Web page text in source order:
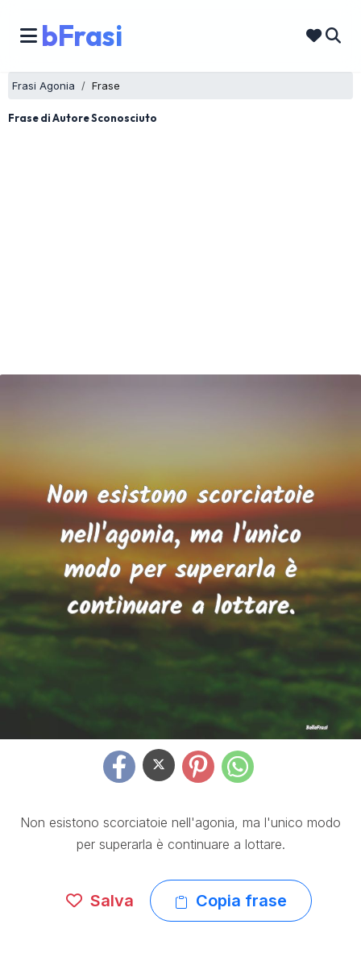
bFrasi
Frasi Agonia Frase
Frase di Autore Sconosciuto
Non esistono scorciatoie nell'agonia, ma l'unico modo
per superarla è continuare a lottare.
Salva Copia frase